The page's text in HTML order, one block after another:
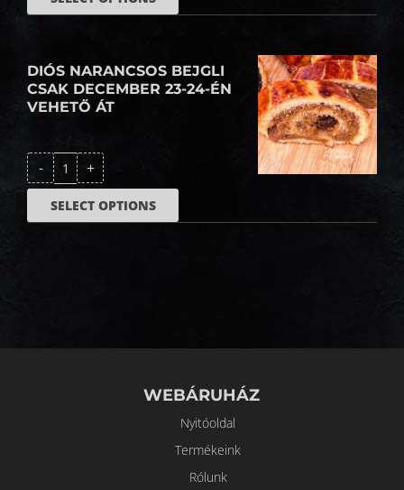
23-
át
(másolat)
mennyiség
DIÓS NARANCSOS BEJGLI
CSAK DECEMBER 23-24-ÉN
VEHETŐ ÁT
-
Diós
narancsos
bejgli
december
23-
+
SELECT OPTIONS
WEBÁRUHÁZ
Nyitóoldal
Termékeink
Rólunk